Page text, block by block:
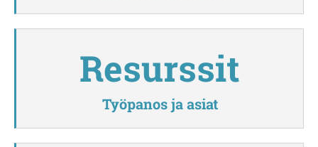
Resurssit
Työpanos ja asiat